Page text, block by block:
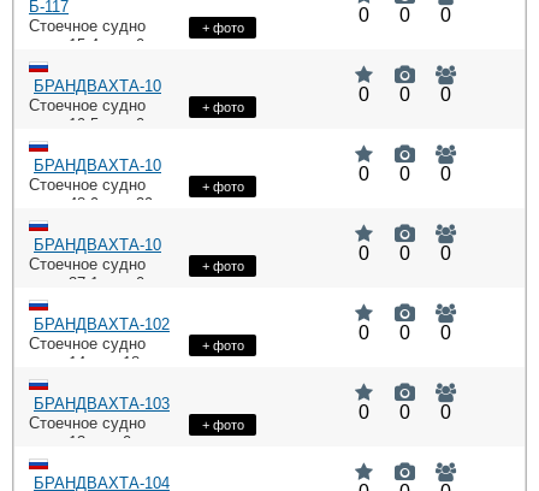
Б-117
Стоечное судно
: 15,4, : 0,
ME
+ фото
0 0 0
БРАНДВАХТА-10
Стоечное судно
: 19,5, : 0
+ фото
0 0 0
БРАНДВАХТА-10
Стоечное судно
: 48,9, : 29
+ фото
0 0 0
БРАНДВАХТА-10
Стоечное судно
: 37,1, : 0
+ фото
0 0 0
БРАНДВАХТА-102
Стоечное судно
: 14, : 18,
ME
+ фото
0 0 0
БРАНДВАХТА-103
Стоечное судно
: 13, : 0
+ фото
0 0 0
БРАНДВАХТА-104